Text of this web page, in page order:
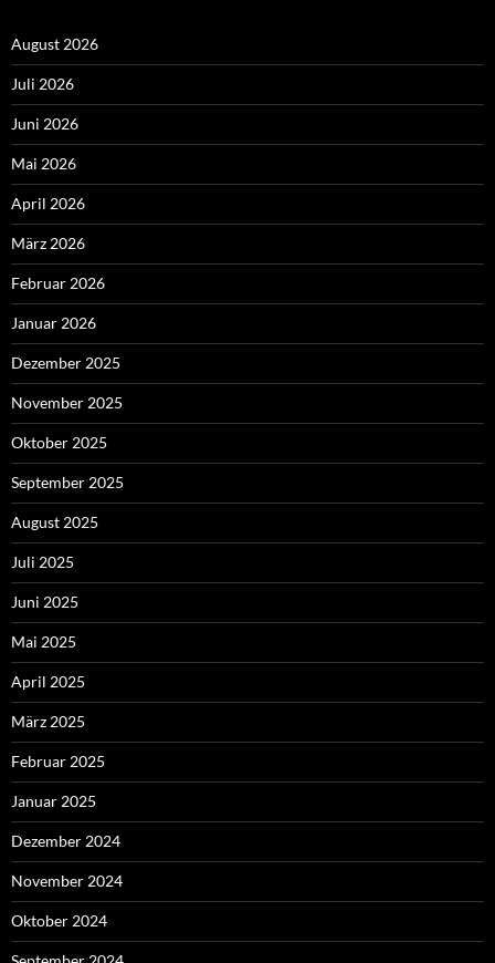
August 2026
Juli 2026
Juni 2026
Mai 2026
April 2026
März 2026
Februar 2026
Januar 2026
Dezember 2025
November 2025
Oktober 2025
September 2025
August 2025
Juli 2025
Juni 2025
Mai 2025
April 2025
März 2025
Februar 2025
Januar 2025
Dezember 2024
November 2024
Oktober 2024